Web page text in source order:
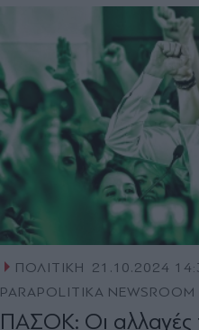
ΠΟΛΙΤΙΚΗ
21.10.2024
PARAPOLITIKA NEWSROOM
ΠΑΣΟΚ: Οι αλλαγές